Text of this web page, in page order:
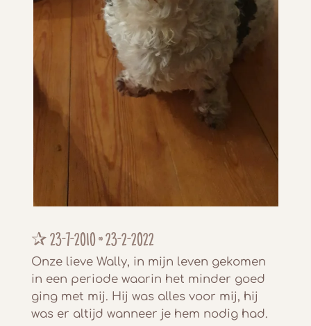
✰23-7-2010 ~ 23-2-2022
Onze lieve Wally, in mijn leven gekomen
in een periode waarin het minder goed
ging met mij. Hij was alles voor mij, hij
was er altijd wanneer je hem nodig had.